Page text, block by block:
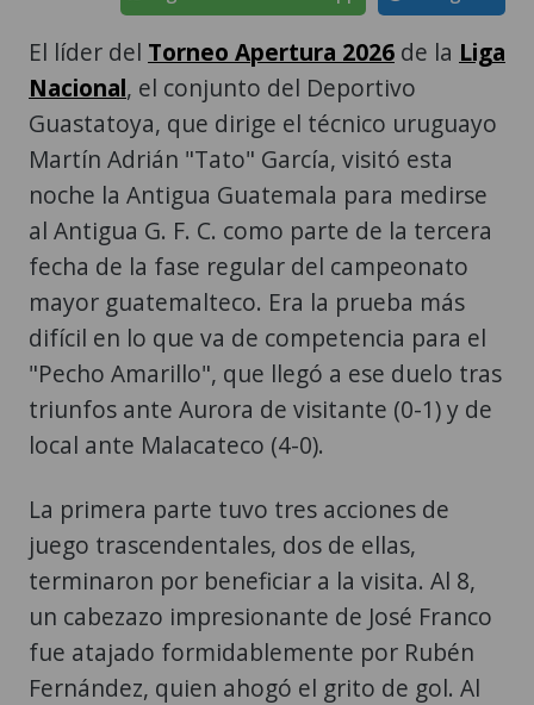
El líder del Torneo Apertura 2026 de la Liga
Nacional, el conjunto del Deportivo
Guastatoya, que dirige el técnico uruguayo
Martín Adrián "Tato" García, visitó esta
noche la Antigua Guatemala para medirse
al Antigua G. F. C. como parte de la tercera
fecha de la fase regular del campeonato
mayor guatemalteco. Era la prueba más
difícil en lo que va de competencia para el
"Pecho Amarillo", que llegó a ese duelo tras
triunfos ante Aurora de visitante (0-1) y de
local ante Malacateco (4-0).
La primera parte tuvo tres acciones de
juego trascendentales, dos de ellas,
terminaron por beneficiar a la visita. Al 8,
un cabezazo impresionante de José Franco
fue atajado formidablemente por Rubén
Fernández, quien ahogó el grito de gol. Al